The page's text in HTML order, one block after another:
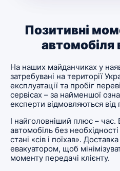
Позитивні
автомобіля
На наших майданчиках у
затребувані на території
експлуатації та пробіг
сервісах – за найменшої
експерти відмовляються від
І найголовніший плюс –
автомобіль без
стані «сів і поїхав».
евакуатором, щоб
моменту передачі клієнту.